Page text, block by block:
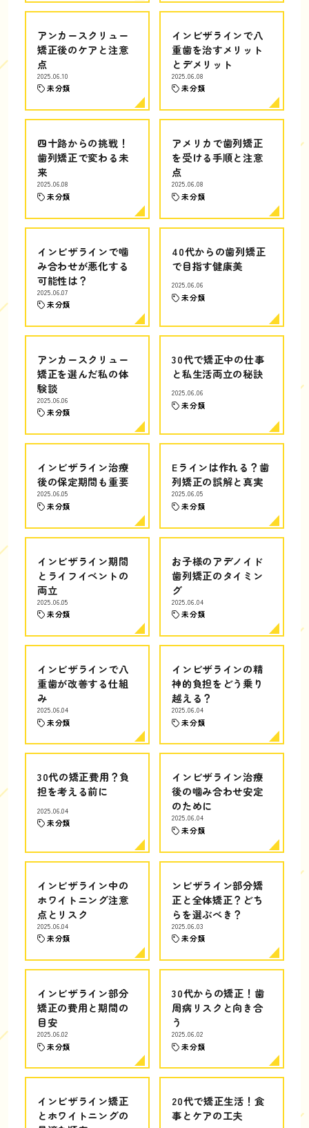
アンカースクリュー
矯正後のケアと注意
点
2025.06.10
未分類
インビザラインで八
重歯を治すメリット
とデメリット
2025.06.08
未分類
四十路からの挑戦！
歯列矯正で変わる未
来
2025.06.08
未分類
アメリカで歯列矯正
を受ける手順と注意
点
2025.06.08
未分類
インビザラインで噛
み合わせが悪化する
可能性は？
2025.06.07
未分類
40代からの歯列矯正
で目指す健康美
2025.06.06
未分類
アンカースクリュー
矯正を選んだ私の体
験談
2025.06.06
未分類
30代で矯正中の仕事
と私生活両立の秘訣
2025.06.06
未分類
インビザライン治療
後の保定期間も重要
2025.06.05
未分類
Eラインは作れる？歯
列矯正の誤解と真実
2025.06.05
未分類
インビザライン期間
とライフイベントの
両立
2025.06.05
未分類
お子様のアデノイド
歯列矯正のタイミン
グ
2025.06.04
未分類
インビザラインで八
重歯が改善する仕組
み
2025.06.04
未分類
インビザラインの精
神的負担をどう乗り
越える？
2025.06.04
未分類
30代の矯正費用？負
担を考える前に
2025.06.04
未分類
インビザライン治療
後の噛み合わせ安定
のために
2025.06.04
未分類
インビザライン中の
ホワイトニング注意
点とリスク
2025.06.04
未分類
ンビザライン部分矯
正と全体矯正？どち
らを選ぶべき？
2025.06.03
未分類
インビザライン部分
矯正の費用と期間の
目安
2025.06.02
未分類
30代からの矯正！歯
周病リスクと向き合
う
2025.06.02
未分類
インビザライン矯正
とホワイトニングの
20代で矯正生活！食
事とケアの工夫